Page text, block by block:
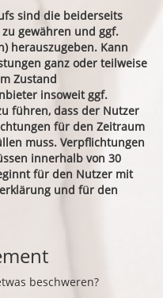
sind die beiderseits
gewähren und ggf.
herauszugeben. Kann
ganz oder teilweise
Zustand
insoweit ggf.
führen, dass der Nutzer
für den Zeitraum
muss. Verpflichtungen
innerhalb von 30
für den Nutzer mit
und für den
beschweren?